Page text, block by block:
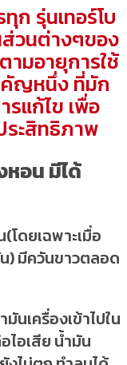
ก รุ่นเทอร์โบ
ส่วนต่างๆของ
ามอายุการใช้
คัญหนึ่ง ที่มัก
รแก้ไข เพื่อ
ระสิทธิภาพ
หอน มีได้
โดยเฉพาะเมื่อ
) มีควันขาวตลอด
นเครื่องเข้าไปใน
ไอเสีย น้ำมัน